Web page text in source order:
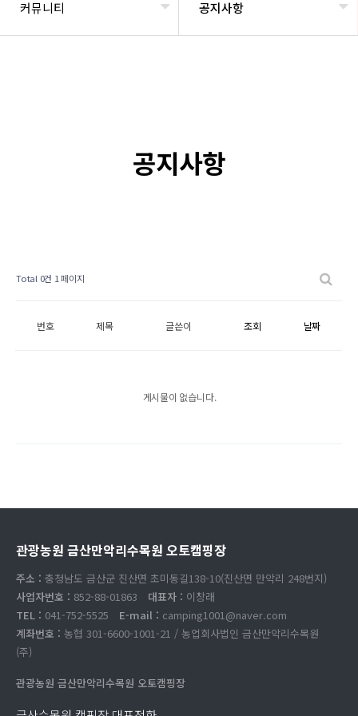
커뮤니티 공지사항
공지사항
Total 0건 1 페이지
번호 제목 글쓴이 조회 날짜
게시물이 없습니다.
관광농원 금산만악리수목원 오토캠핑장
주소 : 충청남도 금산군 진산면 초미동길138-10(진산면 만악리 248번지)
사업자번호 : 852-88-01863 대표자 : 이창래
TEL : 041-752-5525 E-mail : camping1001@naver.com
계좌번호 : 농협 301-6600-1001-21 / 농업회사법인 금산만악리수목원
(주)
관광농원 금산만악리수목원 오토캠핑장